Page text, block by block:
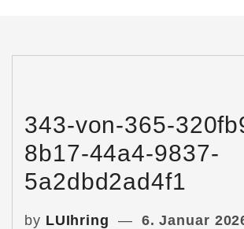
343-von-365-
8b17-44a4-9837-
5a2dbd2ad4f1
by LUIhring 6. Januar